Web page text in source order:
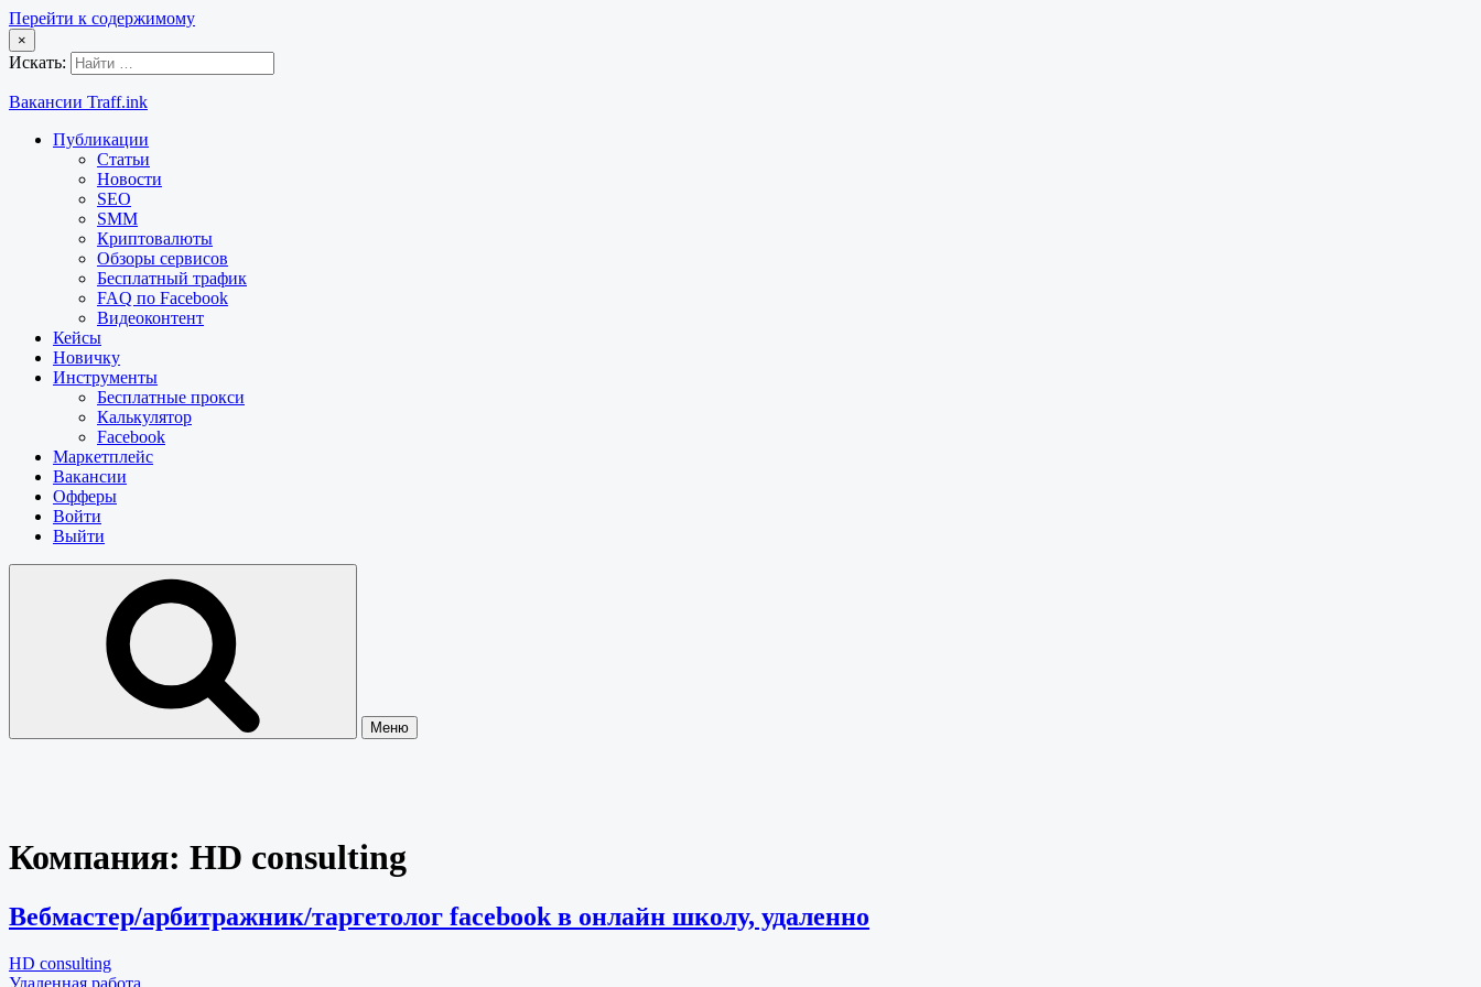
Перейти к содержимому
×
Искать:
Вакансии Traff.ink
Публикации
Статьи
Новости
SEO
SMM
Криптовалюты
Обзоры сервисов
Бесплатный трафик
FAQ по Facebook
Видеоконтент
Кейсы
Новичку
Инструменты
Бесплатные прокси
Калькулятор
Facebook
Маркетплейс
Вакансии
Офферы
Войти
Выйти
Меню
Компания: HD consulting
Вебмастер/арбитражник/таргетолог facebook в онлайн школу, удаленно
HD consulting
Удаленная работа